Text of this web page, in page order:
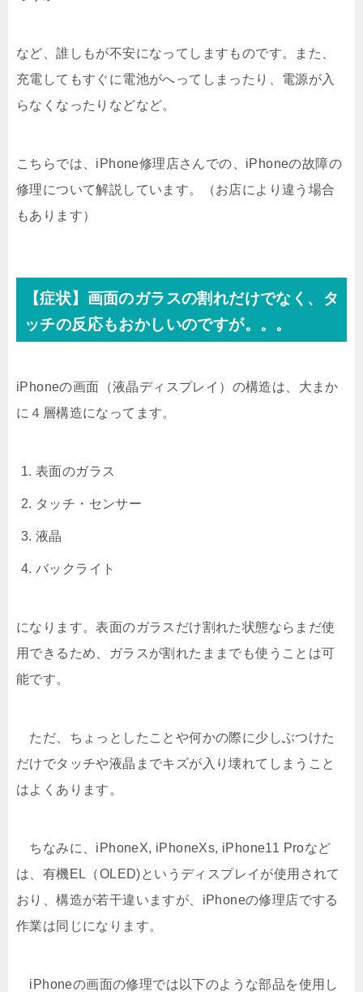
など、誰しもが不安になってしますものです。また、
充電してもすぐに電池がへってしまったり、電源が入
らなくなったりなどなど。
こちらでは、iPhone修理店さんでの、iPhoneの故障の
修理について解説しています。（お店により違う場合
もあります）
【症状】画面のガラスの割れだけでなく、タ
ッチの反応もおかしいのですが。。。
iPhoneの画面（液晶ディスプレイ）の構造は、大まか
に４層構造になってます。
表面のガラス
タッチ・センサー
液晶
バックライト
になります。表面のガラスだけ割れた状態ならまだ使
用できるため、ガラスが割れたままでも使うことは可
能です。
ただ、ちょっとしたことや何かの際に少しぶつけた
だけでタッチや液晶までキズが入り壊れてしまうこと
はよくあります。
ちなみに、iPhoneX, iPhoneXs, iPhone11 Proなど
は、有機EL（OLED)というディスプレイが使用されて
おり、構造が若干違いますが、iPhoneの修理店でする
作業は同じになります。
iPhoneの画面の修理では以下のような部品を使用し